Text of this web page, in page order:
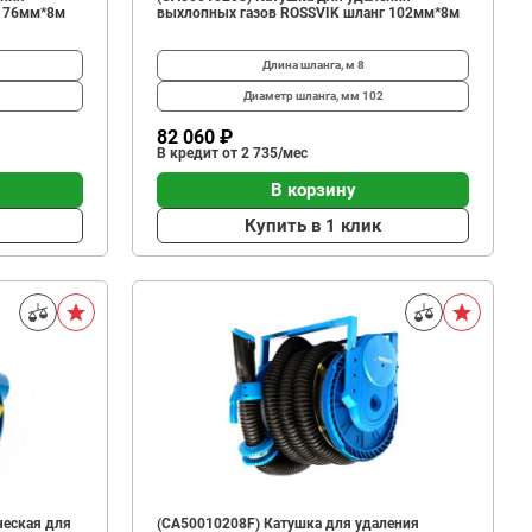
76мм*8м
выхлопных газов ROSSVIK шланг 102мм*8м
Длина шланга, м 8
Диаметр шланга, мм 102
82 060 ₽
В кредит от 2 735/мес
В корзину
Купить в 1 клик
для (CA50010208F) Катушка для удаления